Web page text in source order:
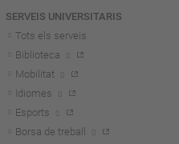
SERVEIS UNIVERSITARIS
Tots els serveis
Biblioteca
Mobilitat
Idiomes
Esports
Borsa de treball